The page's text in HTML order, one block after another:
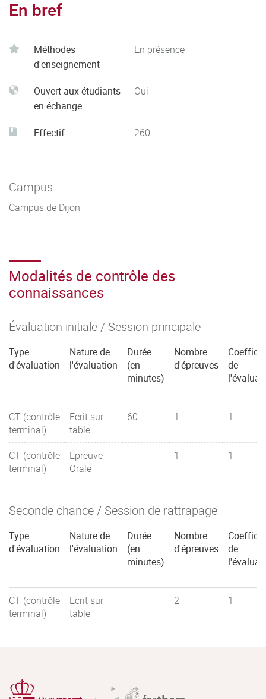
En bref
Méthodes
d'enseignement
En présence
Ouvert aux étudiants
en échange
Oui
Effectif 260
Campus
Campus de Dijon
Modalités de contrôle des
connaissances
Évaluation initiale / Session principale
Type
d'évaluation
Nature de
l'évaluation
Durée
(en
minutes)
Nombre
d'épreuves
de
CT (contrôle
terminal)
Ecrit sur
table
60 1 1
CT (contrôle
terminal)
Epreuve
Orale
1 1
Seconde chance / Session de rattrapage
Type
d'évaluation
Nature de
l'évaluation
Durée
(en
minutes)
Nombre
d'épreuves
de
CT (contrôle
terminal)
Ecrit sur
table
2 1